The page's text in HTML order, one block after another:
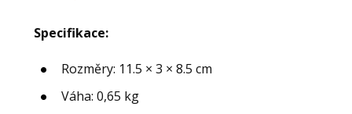
Specifikace:
Rozměry: 11.5 × 3 × 8.5 cm
Váha: 0,65 kg